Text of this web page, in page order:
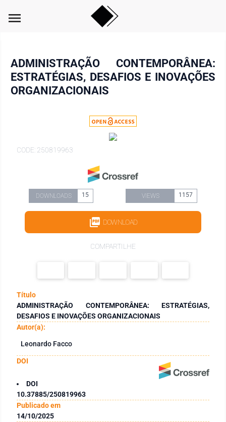
menu
ADMINISTRAÇÃO CONTEMPORÂNEA:
ESTRATÉGIAS, DESAFIOS E INOVAÇÕES
ORGANIZACIONAIS
CODE: 250819963
DOWNLOADS 15 VIEWS 1157
DOWNLOAD
COMPARTILHE
Título
ADMINISTRAÇÃO CONTEMPORÂNEA: ESTRATÉGIAS,
DESAFIOS E INOVAÇÕES ORGANIZACIONAIS
Autor(a):
Leonardo Facco
DOI
DOI
10.37885/250819963
Publicado em
14/10/2025